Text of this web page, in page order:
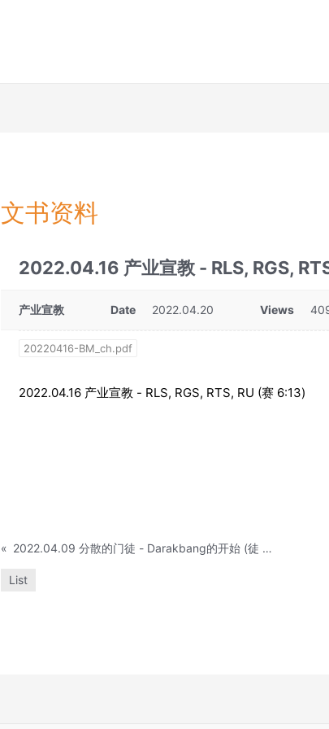
文书资料
2022.04.16 产业宣教 - RLS, RGS,
产业宣教 Date 2022.04.20 Views
20220416-BM_ch.pdf
2022.04.16 产业宣教 - RLS, RGS, RTS, RU (赛 6:13)
« 2022.04.09 分散的门徒 - Darakbang的开始 (徒 2:1-13)
List